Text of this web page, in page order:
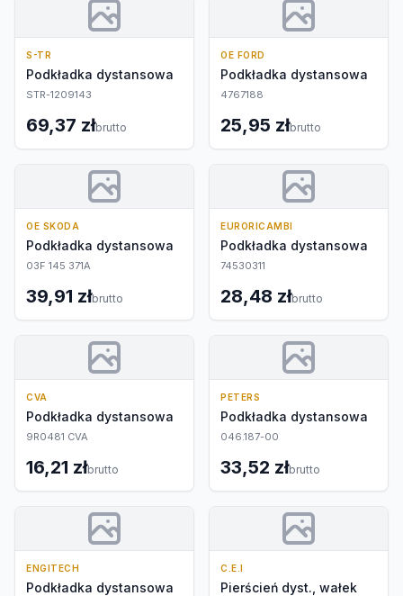
S-TR
Podkładka dystansowa
STR-1209143
69,37 złbrutto
OE FORD
Podkładka dystansowa
4767188
25,95 złbrutto
OE SKODA
Podkładka dystansowa
03F 145 371A
39,91 złbrutto
EURORICAMBI
Podkładka dystansowa
74530311
28,48 złbrutto
CVA
Podkładka dystansowa
9R0481 CVA
16,21 złbrutto
PETERS
Podkładka dystansowa
046.187-00
33,52 złbrutto
ENGITECH
Podkładka dystansowa
C.E.I
Pierścień dyst., wałek